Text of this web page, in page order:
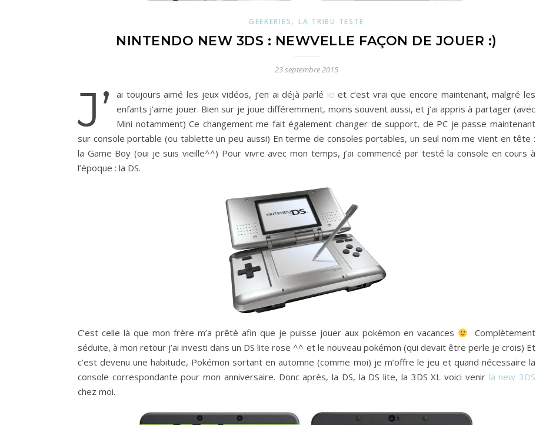
GEEKERIES,LA TRIBU TESTE
NINTENDO NEW 3DS : NEWVELLE FAÇON DE JOUER :)
23 septembre 2015
J’ ai toujours aimé les jeux vidéos, j’en ai déjà parlé ici et c’est vrai que encore maintenant, malgré les
enfants j’aime jouer. Bien sur je joue différemment, moins souvent aussi, et j’ai appris à partager (avec
Mini notamment) Ce changement me fait également changer de support, de PC je passe maintenant
sur console portable (ou tablette un peu aussi) En terme de consoles portables, un seul nom me vient en tête :
la Game Boy (oui je suis vieille^^) Pour vivre avec mon temps, j’ai commencé par testé la console en cours à
l’époque : la DS.
C’est celle là que mon frère m’a prêté afin que je puisse jouer aux pokémon en vacances
Complètement
séduite, à mon retour j’ai investi dans un DS lite rose ^^ et le nouveau pokémon (qui devait être perle je crois) Et
c’est devenu une habitude, Pokémon sortant en automne (comme moi) je m’offre le jeu et quand nécessaire la
console correspondante pour mon anniversaire. Donc après, la DS, la DS lite, la 3DS XL voici venir la new 3DS
chez moi.